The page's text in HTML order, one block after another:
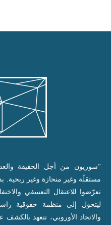
“سوريون من أجل الحقيقة
مستقلّة وغير منحازة وغير
تعرّضوا للاعتقال التعسفي
ليتحول إلى منظمة حقوقية
والاتحاد الأوروبي، تتعهد